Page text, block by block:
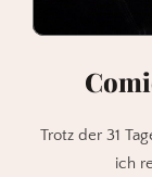
Trotz der 31
ich